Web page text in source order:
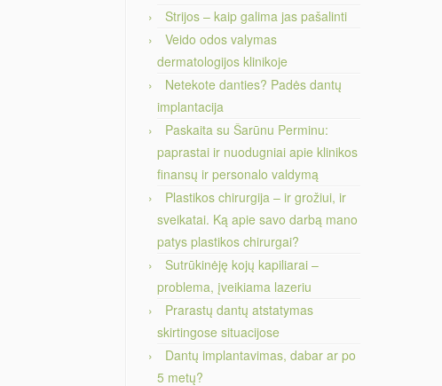
Strijos – kaip galima jas pašalinti
Veido odos valymas
dermatologijos klinikoje
Netekote danties? Padės dantų
implantacija
Paskaita su Šarūnu Perminu:
paprastai ir nuodugniai apie klinikos
finansų ir personalo valdymą
Plastikos chirurgija – ir grožiui, ir
sveikatai. Ką apie savo darbą mano
patys plastikos chirurgai?
Sutrūkinėję kojų kapiliarai –
problema, įveikiama lazeriu
Prarastų dantų atstatymas
skirtingose situacijose
Dantų implantavimas, dabar ar po
5 metų?